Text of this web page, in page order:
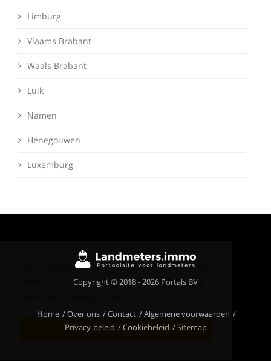
Deze website maakt gebruik van cookies om
ervoor te zorgen dat je de beste ervaring op
Ik begrijp het!
Limburg
Vlaams Brabant
Waals Brabant
Luik
Namen
Henegouwen
Luxemburg
Copyright © 2018 - 2026 Portals BV
Home Over ons Contact
Algemene voorwaarden
Privacy-beleid
Cookiebeleid Sitemap